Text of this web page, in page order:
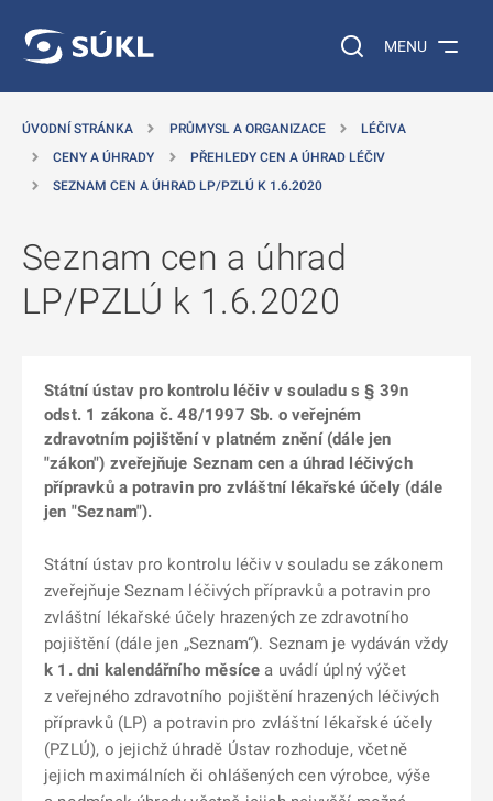
Vyhledávání na
MENU
ÚVODNÍ STRÁNKA PRŮMYSL A ORGANIZACE
LÉČIVA
CENY A ÚHRADY
PŘEHLEDY CEN A ÚHRAD LÉČIV
SEZNAM CEN A ÚHRAD LP/PZLÚ K 1.6.2020
Seznam cen a úhrad
LP/PZLÚ k 1.6.2020
Státní ústav pro kontrolu léčiv v souladu s § 39n
odst. 1 zákona č. 48/1997 Sb. o veřejném
zdravotním pojištění v platném znění (dále jen
"zákon") zveřejňuje Seznam cen a úhrad léčivých
přípravků a potravin pro zvláštní lékařské účely (dále
jen "Seznam").
Státní ústav pro kontrolu léčiv v souladu se zákonem
zveřejňuje Seznam léčivých přípravků a potravin pro
zvláštní lékařské účely hrazených ze zdravotního
pojištění (dále jen „Seznam“). Seznam je vydáván vždy
k 1. dni kalendářního měsíce a uvádí úplný výčet
z veřejného zdravotního pojištění hrazených léčivých
přípravků (LP) a potravin pro zvláštní lékařské účely
(PZLÚ), o jejichž úhradě Ústav rozhoduje, včetně
jejich maximálních či ohlášených cen výrobce, výše